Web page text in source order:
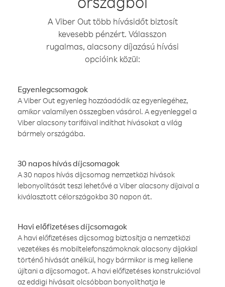
A Viber Out több hívásidőt biztosít
kevesebb pénzért. Válasszon
rugalmas, alacsony díjazású hívási
opcióink közül:
Egyenlegcsomagok
A Viber Out egyenleg hozzáadódik az egyenlegéhez,
amikor valamilyen összegben vásárol. A egyenleggel a
Viber alacsony tarifáival indíthat hívásokat a világ
bármely országába.
30 napos hívás díjcsomagok
A 30 napos hívás díjcsomag nemzetközi hívások
lebonyolítását teszi lehetővé a Viber alacsony díjaival a
kiválasztott célországokba 30 napon át.
Havi előfizetéses díjcsomagok
A havi előfizetéses díjcsomag biztosítja a nemzetközi
vezetékes és mobiltelefonszámoknak alacsony díjakkal
történő hívását anélkül, hogy bármikor is meg kellene
újítani a díjcsomagot. A havi előfizetéses konstrukcióval
az eddigi hívásait olcsóbban bonyolíthatja le